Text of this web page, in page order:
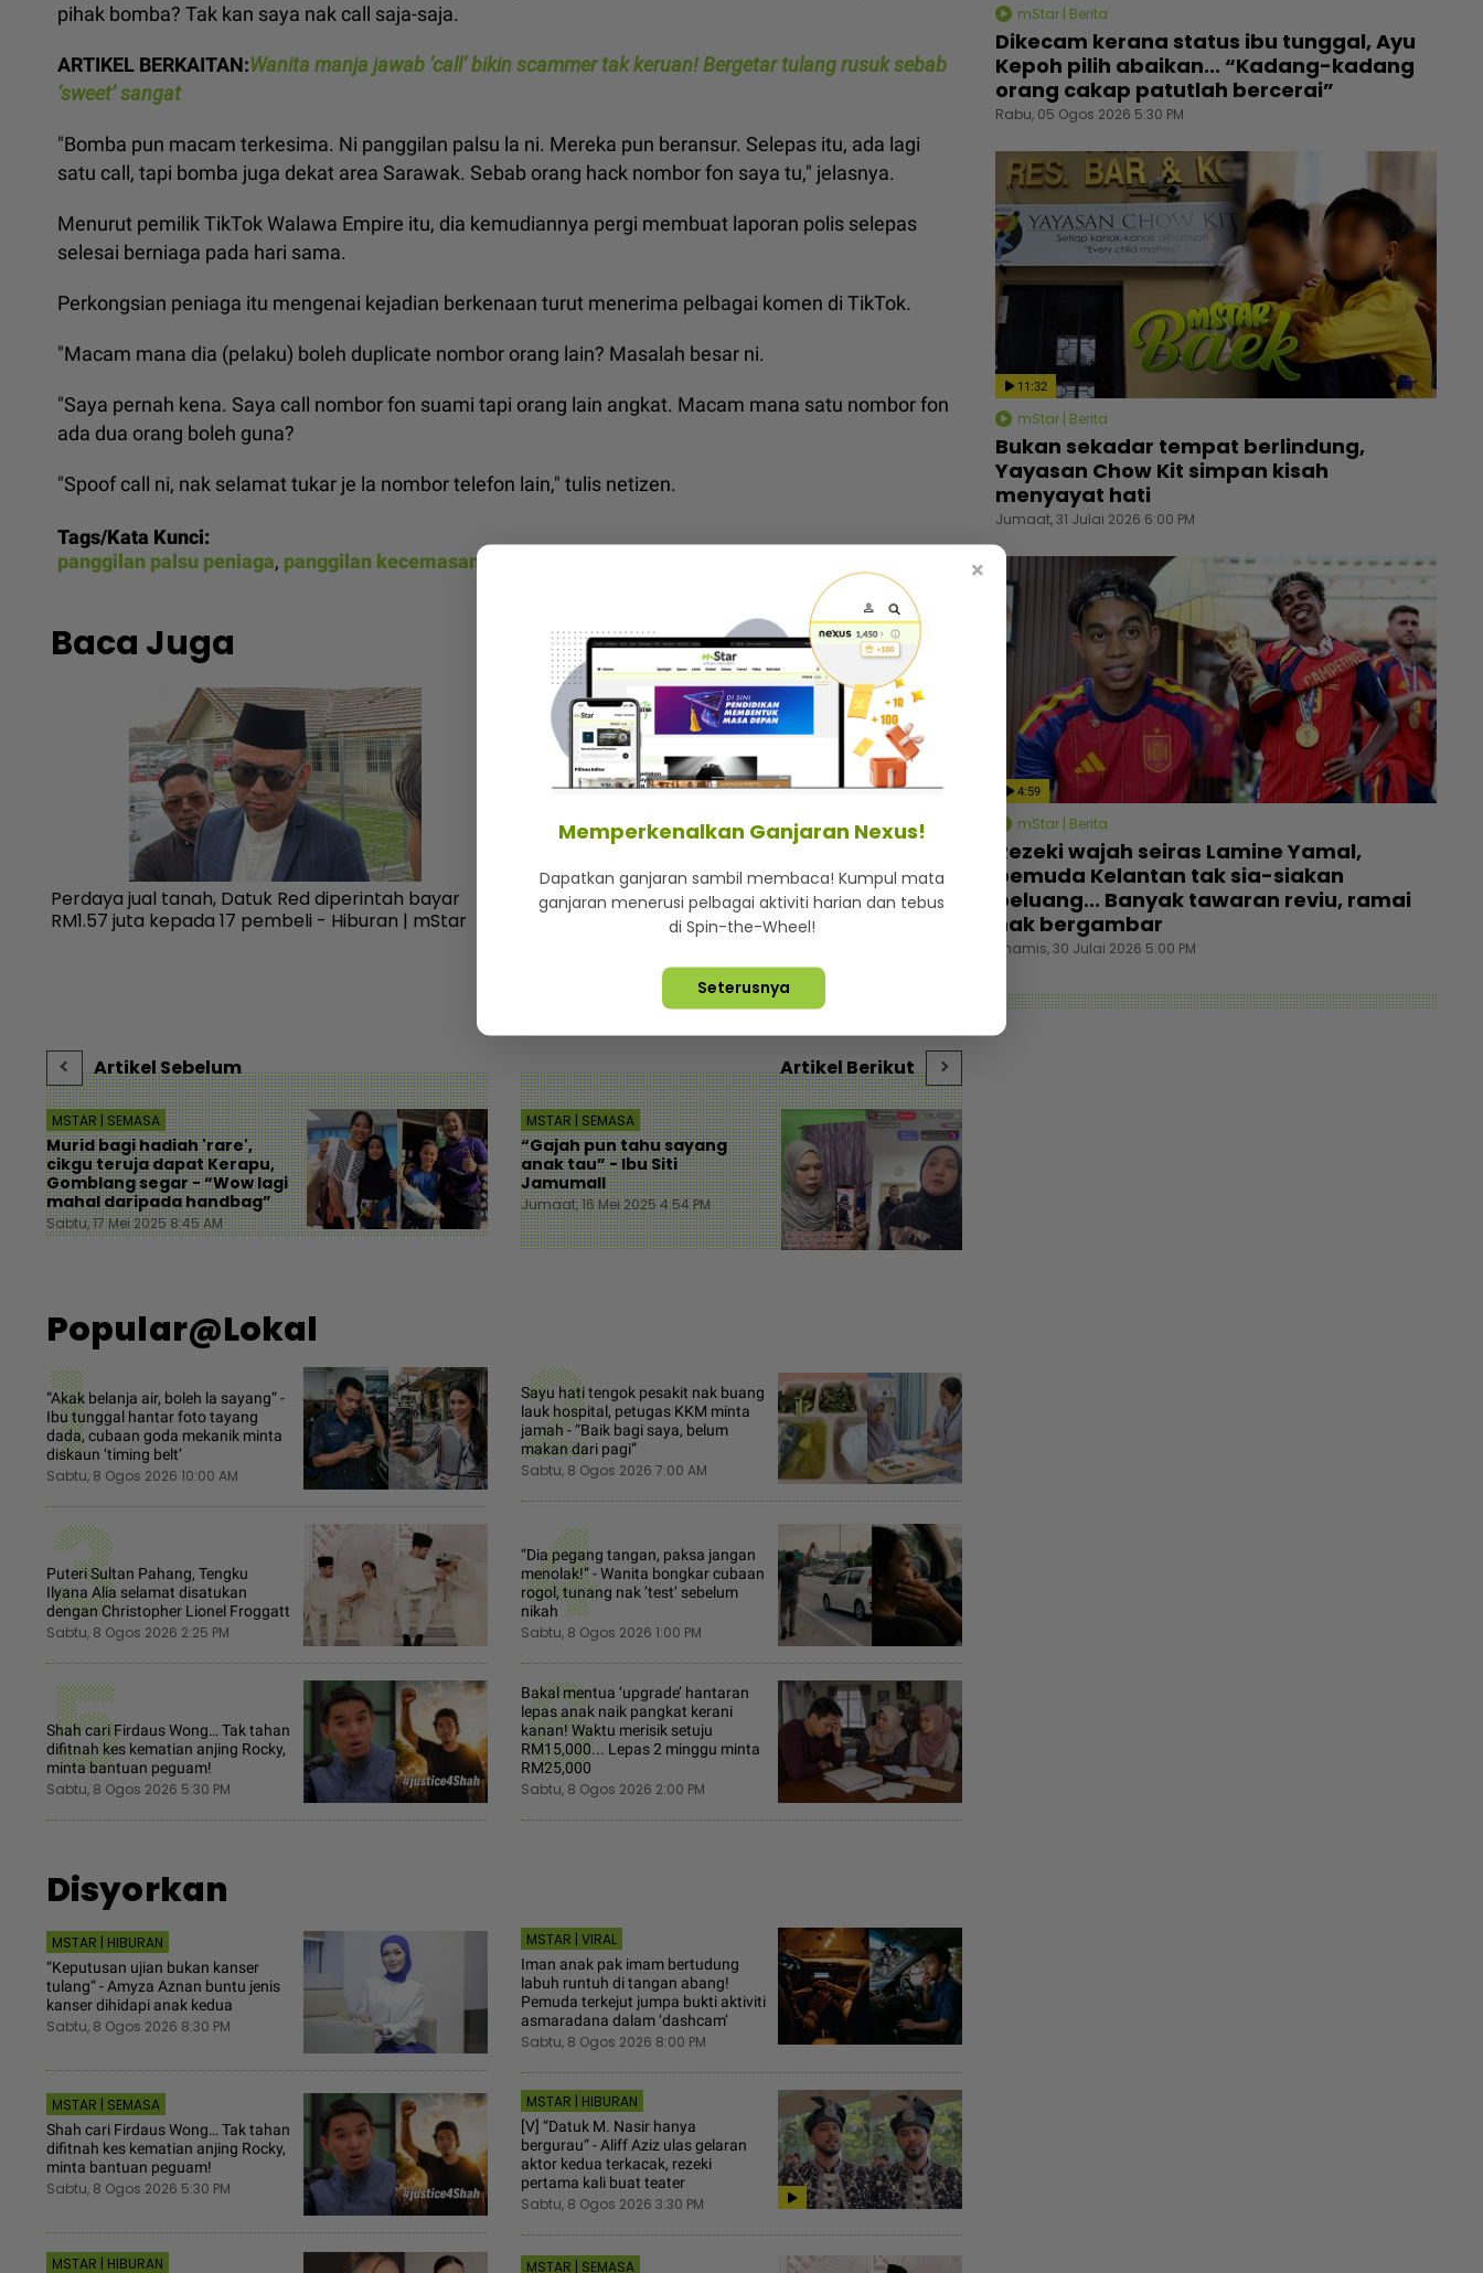
pihak bomba? Tak kan saya nak call saja-saja.
ARTIKEL BERKAITAN:Wanita manja jawab ‘call’ bikin scammer tak keruan! Bergetar tulang rusuk sebab
‘sweet’ sangat
"Bomba pun macam terkesima. Ni panggilan palsu la ni. Mereka pun beransur. Selepas itu, ada lagi
satu call, tapi bomba juga dekat area Sarawak. Sebab orang hack nombor fon saya tu," jelasnya.
Menurut pemilik TikTok Walawa Empire itu, dia kemudiannya pergi membuat laporan polis selepas
selesai berniaga pada hari sama.
Perkongsian peniaga itu mengenai kejadian berkenaan turut menerima pelbagai komen di TikTok.
"Macam mana dia (pelaku) boleh duplicate nombor orang lain? Masalah besar ni.
"Saya pernah kena. Saya call nombor fon suami tapi orang lain angkat. Macam mana satu nombor fon
ada dua orang boleh guna?
"Spoof call ni, nak selamat tukar je la nombor telefon lain," tulis netizen.
Tags/Kata Kunci:
panggilan palsu peniaga, panggilan kecemasan bomba
Baca Juga
Perdaya jual tanah, Datuk Red diperintah bayar
RM1.57 juta kepada 17 pembeli - Hiburan | mStar
Tayang rambut merah, tidak lagi bertudung... Enot
anggap dugaan, minta netizen doa baik-baik -
Niat nak jimat guna trik ‘refill’ percuma, pelanggan
ayam gepuk insaf lepas tahu polisi kedai - “Saya
kongsikan benda haram” - I-suke | mStar
Artikel Sebelum
MSTAR | SEMASA
Murid bagi hadiah 'rare',
cikgu teruja dapat Kerapu,
Gomblang segar - “Wow lagi
mahal daripada handbag”
Sabtu, 17 Mei 2025 8:45 AM
Artikel Berikut
MSTAR | SEMASA
“Gajah pun tahu sayang
anak tau” - Ibu Siti
Jamumall
Jumaat, 16 Mei 2025 4:54 PM
Popular@Lokal
1
“Akak belanja air, boleh la sayang” -
Ibu tunggal hantar foto tayang
dada, cubaan goda mekanik minta
diskaun ‘timing belt’
Sabtu, 8 Ogos 2026 10:00 AM 2
Sayu hati tengok pesakit nak buang
lauk hospital, petugas KKM minta
jamah - “Baik bagi saya, belum
makan dari pagi”
Sabtu, 8 Ogos 2026 7:00 AM
3
Puteri Sultan Pahang, Tengku
Ilyana Alia selamat disatukan
dengan Christopher Lionel Froggatt
Sabtu, 8 Ogos 2026 2:25 PM 4
“Dia pegang tangan, paksa jangan
menolak!” - Wanita bongkar cubaan
rogol, tunang nak ’test’ sebelum
nikah
Sabtu, 8 Ogos 2026 1:00 PM
5
Shah cari Firdaus Wong… Tak tahan
difitnah kes kematian anjing Rocky,
minta bantuan peguam!
Sabtu, 8 Ogos 2026 5:30 PM 6
Bakal mentua ‘upgrade’ hantaran
lepas anak naik pangkat kerani
kanan! Waktu merisik setuju
RM15,000... Lepas 2 minggu minta
RM25,000
Sabtu, 8 Ogos 2026 2:00 PM
Disyorkan
MSTAR | HIBURAN
“Keputusan ujian bukan kanser
tulang“ - Amyza Aznan buntu jenis
kanser dihidapi anak kedua
Sabtu, 8 Ogos 2026 8:30 PM
MSTAR | VIRAL
Iman anak pak imam bertudung
labuh runtuh di tangan abang!
Pemuda terkejut jumpa bukti aktiviti
asmaradana dalam ‘dashcam’
Sabtu, 8 Ogos 2026 8:00 PM
MSTAR | SEMASA
Shah cari Firdaus Wong… Tak tahan
difitnah kes kematian anjing Rocky,
minta bantuan peguam!
Sabtu, 8 Ogos 2026 5:30 PM
MSTAR | HIBURAN
[V] “Datuk M. Nasir hanya
bergurau“ - Aliff Aziz ulas gelaran
aktor kedua terkacak, rezeki
pertama kali buat teater
Sabtu, 8 Ogos 2026 3:30 PM
MSTAR | HIBURAN MSTAR | SEMASA
mStar | Berita
Dikecam kerana status ibu tunggal, Ayu
Kepoh pilih abaikan... “Kadang-kadang
orang cakap patutlah bercerai”
Rabu, 05 Ogos 2026 5:30 PM
11:32
mStar | Berita
Bukan sekadar tempat berlindung,
Yayasan Chow Kit simpan kisah
menyayat hati
Jumaat, 31 Julai 2026 6:00 PM
4:59
mStar | Berita
Rezeki wajah seiras Lamine Yamal,
pemuda Kelantan tak sia-siakan
peluang... Banyak tawaran reviu, ramai
nak bergambar
Khamis, 30 Julai 2026 5:00 PM
×
Memperkenalkan Ganjaran Nexus!
Dapatkan ganjaran sambil membaca! Kumpul mata
ganjaran menerusi pelbagai aktiviti harian dan tebus
di Spin-the-Wheel!
Seterusnya